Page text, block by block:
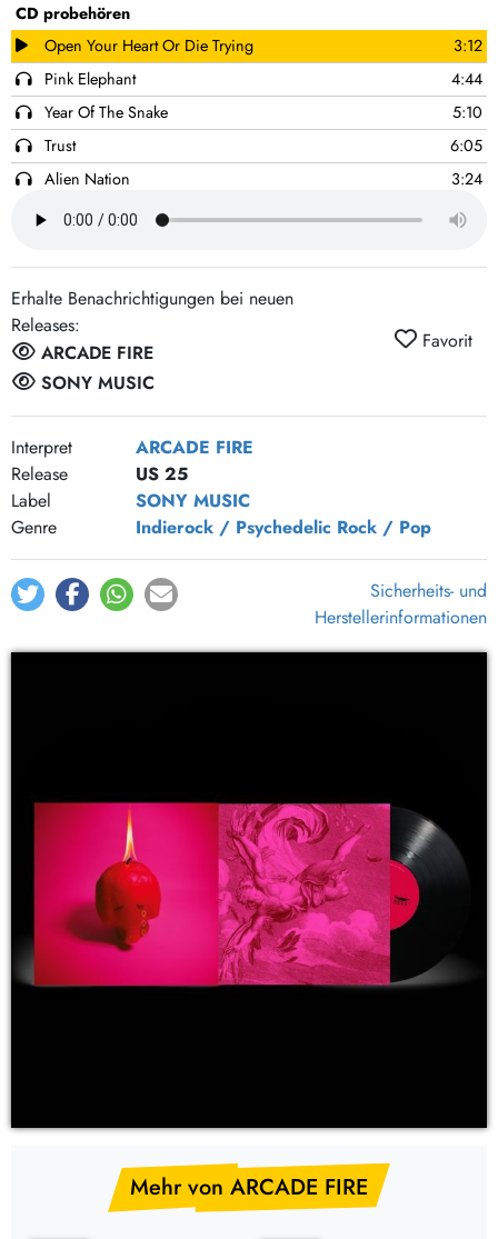
CD probehören
Open Your Heart Or Die Trying
3:12
Pink Elephant
4:44
Year Of The Snake
5:10
Trust
6:05
Alien Nation
3:24
Beyond Salvation
1:20
She Cries Diamond Rain
Stuck In My Head
7:23
Erhalte Benachrichtigungen bei neuen
Releases:
ARCADE FIRE
SONY MUSIC
Favorit
Interpret
ARCADE FIRE
Release
US 25
Label
SONY MUSIC
Genre
Indierock / Psychedelic Rock / Pop
Sicherheits- und
Herstellerinformationen
Mehr von ARCADE FIRE